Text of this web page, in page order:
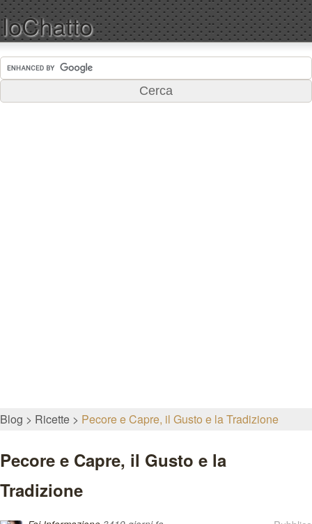
IoChatto
Blog Ricette Pecore e Capre, il Gusto e la Tradizione
Pecore e Capre, il Gusto e la
Tradizione